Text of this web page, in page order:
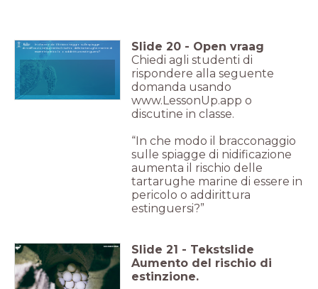
In che modo il bracconaggio sulle spiagge
di nidificazione aumenta il rischio delle tartarughe marine di
essere in pericolo o addirittura estinguersi?
Slide 20 - Open vraag
Chiedi agli studenti di
rispondere alla seguente
domanda usando
www.LessonUp.app o
discutine in classe.
“In che modo il bracconaggio
sulle spiagge di nidificazione
aumenta il rischio delle
tartarughe marine di essere in
pericolo o addirittura
estinguersi?”
Slide 21 - Tekstslide
Aumento del rischio di
estinzione.